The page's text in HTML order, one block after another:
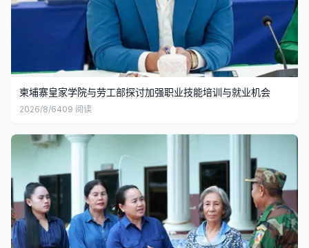
柬埔寨皇家学院与劳工部探讨加强职业技能培训与就业机会
2026/8/6409 阅读